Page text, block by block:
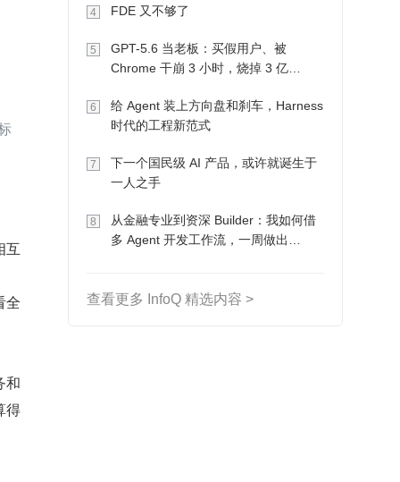
互
全
和
得
4 FDE 又不够了
5
GPT-5.6 当老板：买假用户、被
Chrome 干崩 3 小时，烧掉 3 亿
6
给 Agent 装上方向盘和刹车，Harness
时代的工程新范式
7
下一个国民级 AI 产品，或许就诞生于
一人之手
8
从金融专业到资深 Builder：我如何借
多 Agent 开发工作流，一周做出
查看更多 InfoQ 精选内容 >